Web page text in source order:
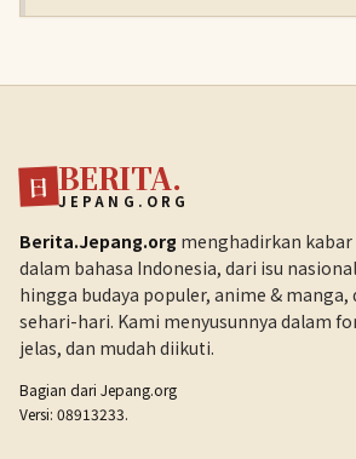
日 BERITA.
JEPANG.ORG
Berita.Jepang.org menghadirkan
dalam bahasa Indonesia, dari isu
hingga budaya populer, anime & manga,
sehari-hari. Kami menyusunnya dalam
jelas, dan mudah diikuti.
Bagian dari Jepang.org
Versi: 08913233.